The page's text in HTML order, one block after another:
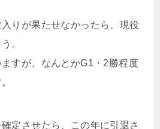
りが果たせなかったら、現役
。
すが、なんとかG1・2勝程度
定させたら、この年に引退さ